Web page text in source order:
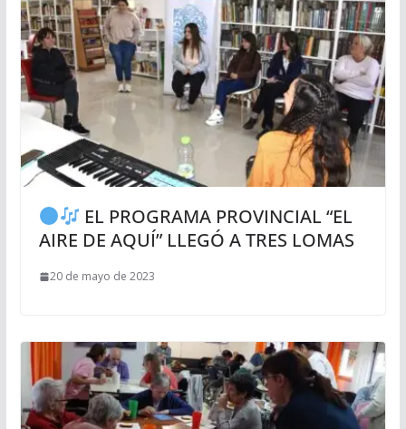
EL PROGRAMA PROVINCIAL “EL
AIRE DE AQUÍ” LLEGÓ A TRES LOMAS
20 de mayo de 2023